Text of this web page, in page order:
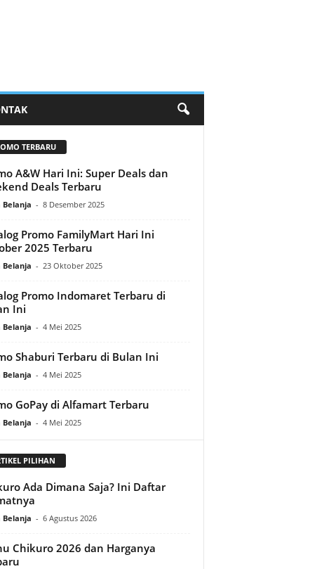
TERBARU
A&W Hari Ini: Super Deals dan
Deals Terbaru
Belanja - 8 Desember 2025
Promo FamilyMart Hari Ini
2025 Terbaru
Belanja - 23 Oktober 2025
Promo Indomaret Terbaru di
Ini
Belanja - 4 Mei 2025
Shaburi Terbaru di Bulan Ini
Belanja - 4 Mei 2025
GoPay di Alfamart Terbaru
Belanja - 4 Mei 2025
PILIHAN
Ada Dimana Saja? Ini Daftar
Belanja - 6 Agustus 2026
Chikuro 2026 dan Harganya